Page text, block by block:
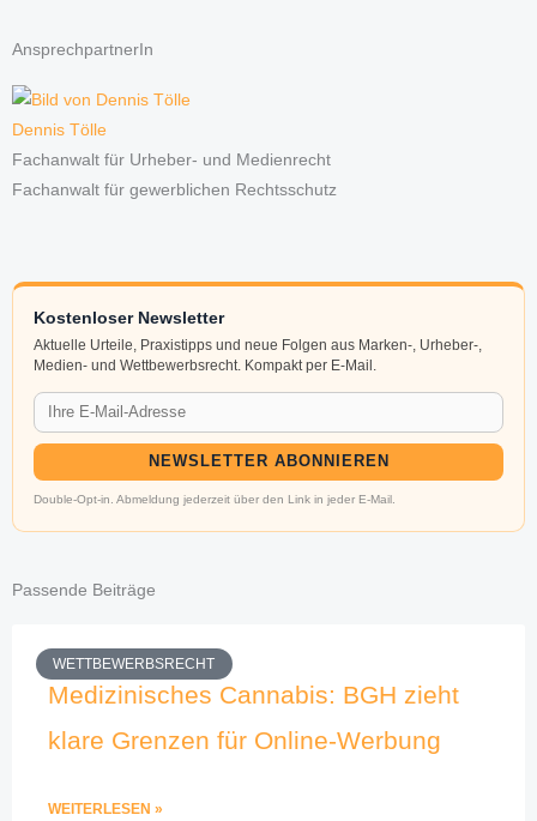
AnsprechpartnerIn
Dennis Tölle
Fachanwalt für Urheber- und Medienrecht
Fachanwalt für gewerblichen Rechtsschutz
Kostenloser Newsletter
Aktuelle Urteile, Praxistipps und neue Folgen aus Marken-, Urheber-,
Medien- und Wettbewerbsrecht. Kompakt per E-Mail.
NEWSLETTER ABONNIEREN
Double-Opt-in. Abmeldung jederzeit über den Link in jeder E-Mail.
Passende Beiträge
WETTBEWERBSRECHT
Medizinisches Cannabis: BGH zieht
klare Grenzen für Online-Werbung
WEITERLESEN »